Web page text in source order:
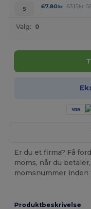
S
67.80kr 63.15 kr
Valg: 0
Er du et firma? Få
moms, når du
momsnummer
Produktbeskrivelse